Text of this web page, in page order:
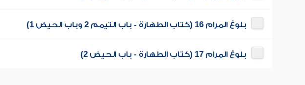
بلوغ المرام 16 (كتاب الطهارة - باب التيمم 2 وباب الحيض 1)
بلوغ المرام 17 (كتاب الطهارة - باب الحيض 2)